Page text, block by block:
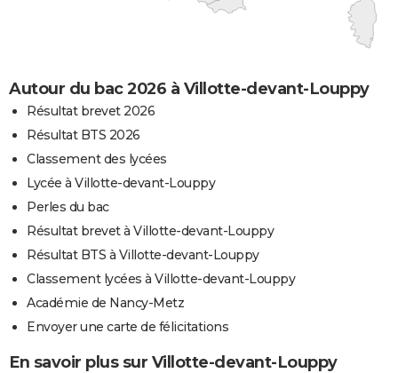
Autour du bac 2026 à Villotte-devant-Louppy
Résultat brevet 2026
Résultat BTS 2026
Classement des lycées
Lycée à Villotte-devant-Louppy
Perles du bac
Résultat brevet à Villotte-devant-Louppy
Résultat BTS à Villotte-devant-Louppy
Classement lycées à Villotte-devant-Louppy
Académie de Nancy-Metz
Envoyer une carte de félicitations
En savoir plus sur Villotte-devant-Louppy